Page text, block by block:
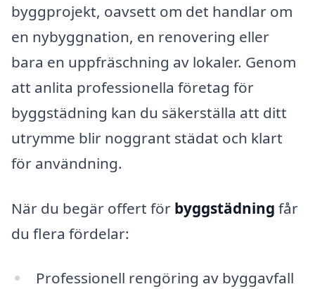
byggprojekt, oavsett om det handlar om
en nybyggnation, en renovering eller
bara en uppfräschning av lokaler. Genom
att anlita professionella företag för
byggstädning kan du säkerställa att ditt
utrymme blir noggrant städat och klart
för användning.
När du begär offert för byggstädning får
du flera fördelar:
Professionell rengöring av byggavfall